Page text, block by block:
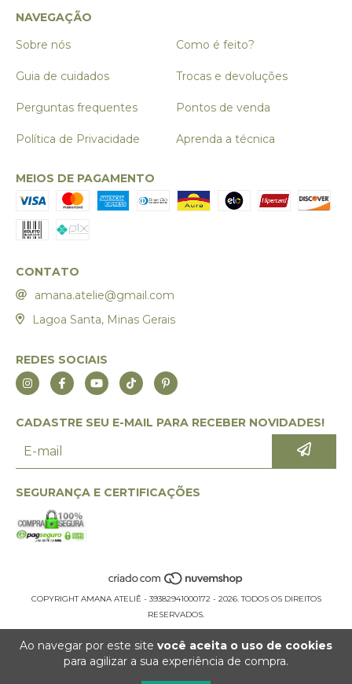
Ao navegar por este site você aceita o uso de cookies
para agilizar a sua experiência de compra.
NAVEGAÇÃO
Sobre nós
Como é feito?
Guia de cuidados Trocas e devoluções
Perguntas frequentes Pontos de venda
Política de Privacidade Aprenda a técnica
MEIOS DE PAGAMENTO
CONTATO
amana.atelie@gmail.com
Lagoa Santa, Minas Gerais
REDES SOCIAIS
CADASTRE SEU E-MAIL PARA RECEBER NOVIDADES!
SEGURANÇA E CERTIFICAÇÕES
COPYRIGHT AMANA ATELIÊ - 39382941000172 - 2026. TODOS OS DIREITOS
RESERVADOS.